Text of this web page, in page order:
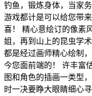
钓鱼，锻炼身体，当家
游戏都计是可以给您带
喜！ 精心意绘订的像素
姐，再到山上的昆虫学
都是经过画师精心绘制
今您面前端的！ 许丰富
图和角色的插画一类型
时一决要睁大眼睛细心